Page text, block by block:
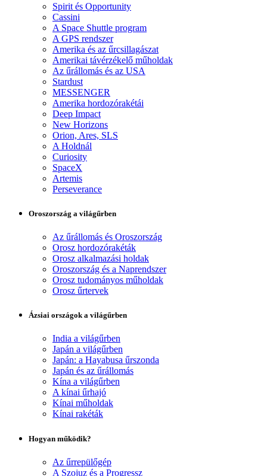
Spirit és Opportunity
Cassini
A Space Shuttle program
A GPS rendszer
Amerika és az űrcsillagászat
Amerikai távérzékelő műholdak
Az űrállomás és az USA
Stardust
MESSENGER
Amerika hordozórakétái
Deep Impact
New Horizons
Orion, Ares, SLS
A Holdnál
Curiosity
SpaceX
Artemis
Perseverance
Oroszország a világűrben
Az űrállomás és Oroszország
Orosz hordozórakéták
Orosz alkalmazási holdak
Oroszország és a Naprendszer
Orosz tudományos műholdak
Orosz űrtervek
Ázsiai országok a világűrben
India a világűrben
Japán a világűrben
Japán: a Hayabusa űrszonda
Japán és az űrállomás
Kína a világűrben
A kínai űrhajó
Kínai műholdak
Kínai rakéták
Hogyan működik?
Az űrrepülőgép
A Szojuz és a Progressz